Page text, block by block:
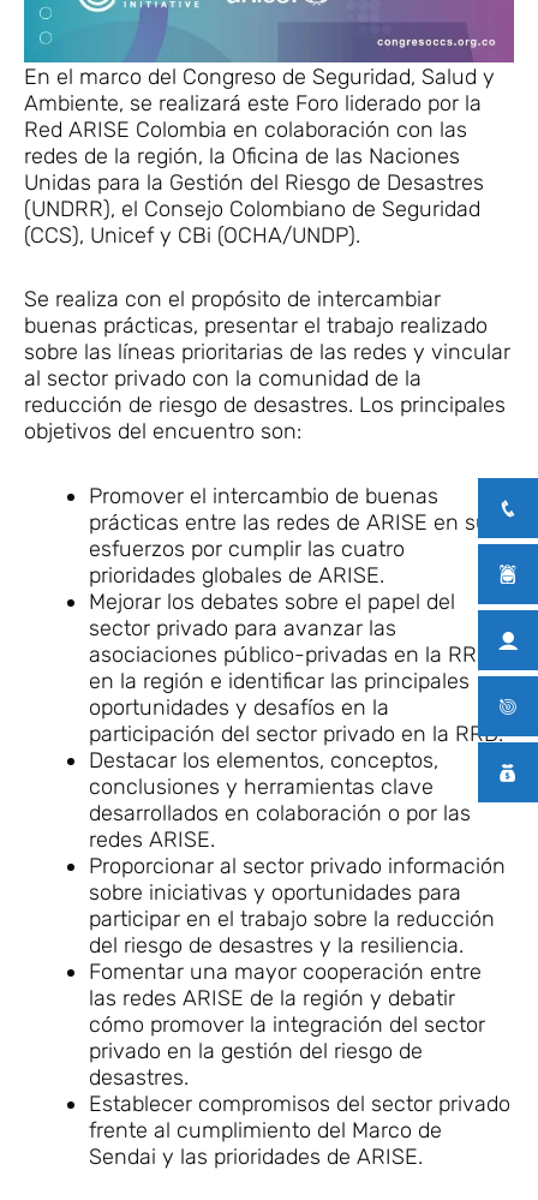
En el marco del Congreso de Seguridad, Salud y
Ambiente, se realizará este Foro liderado por la
Red ARISE Colombia en colaboración con las
redes de la región, la Oficina de las Naciones
Unidas para la Gestión del Riesgo de Desastres
(UNDRR), el Consejo Colombiano de Seguridad
(CCS), Unicef y CBi (OCHA/UNDP).
Se realiza con el propósito de intercambiar
buenas prácticas, presentar el trabajo realizado
sobre las líneas prioritarias de las redes y vincular
al sector privado con la comunidad de la
reducción de riesgo de desastres. Los principales
objetivos del encuentro son:
Promover el intercambio de buenas
prácticas entre las redes de ARISE en sus
esfuerzos por cumplir las cuatro
prioridades globales de ARISE.
Mejorar los debates sobre el papel del
sector privado para avanzar las
asociaciones público-privadas en la RRD
en la región e identificar las principales
oportunidades y desafíos en la
participación del sector privado en la RRD.
Destacar los elementos, conceptos,
conclusiones y herramientas clave
desarrollados en colaboración o por las
redes ARISE.
Proporcionar al sector privado información
sobre iniciativas y oportunidades para
participar en el trabajo sobre la reducción
del riesgo de desastres y la resiliencia.
Fomentar una mayor cooperación entre
las redes ARISE de la región y debatir
cómo promover la integración del sector
privado en la gestión del riesgo de
desastres.
Establecer compromisos del sector privado
frente al cumplimiento del Marco de
Sendai y las prioridades de ARISE.